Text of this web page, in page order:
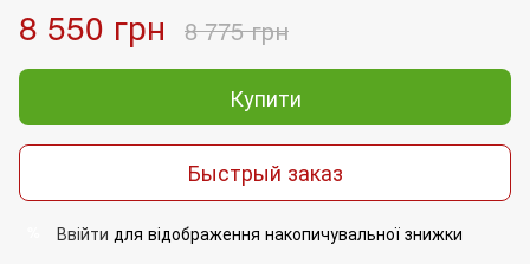
8 550 грн 8 775 грн
Купити
Быстрый заказ
Ввійти для відображення накопичувальної знижки